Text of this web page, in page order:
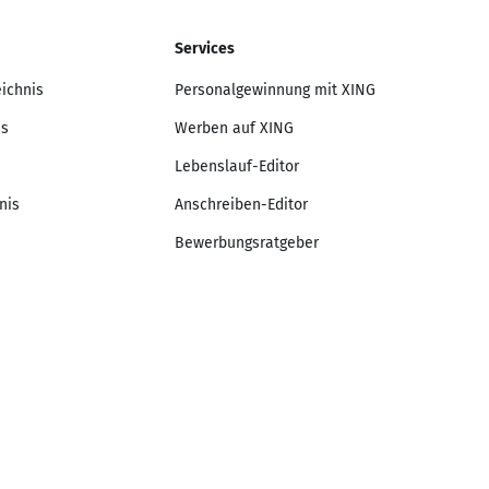
Services
Personalgewinnung mit XING
Werben auf XING
Lebenslauf-Editor
Anschreiben-Editor
Bewerbungsratgeber